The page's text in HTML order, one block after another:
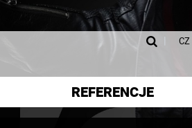
| CZ
REFERENCJE